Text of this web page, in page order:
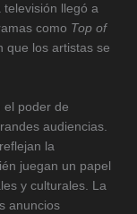
llegó a
como Top of
que los artistas se
el poder de
audiencias.
la
juegan un papel
y culturales. La
anuncios